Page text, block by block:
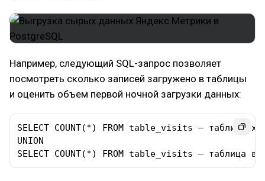
Например, следующий SQL-запрос позволяет
посмотреть сколько записей загружено в таблицы
и оценить объем первой ночной загрузки данных:
SELECT COUNT(*) FROM table_visits – таблица
UNION
SELECT COUNT(*) FROM table_visits – таблица